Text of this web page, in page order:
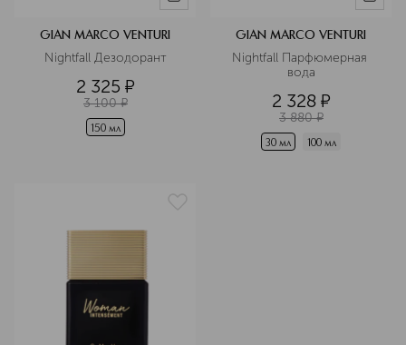
GIAN MARCO VENTURI
Nightfall Дезодорант
2 325 ¤
3 100 ¤
150 мл
GIAN MARCO VENTURI
Nightfall Парфюмерная
вода
2 328 ¤
3 880 ¤
30 мл 100 мл